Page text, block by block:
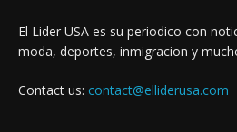
El Lider USA es su periodico con
moda, deportes, inmigracion y
Contact us: contact@elliderusa.com